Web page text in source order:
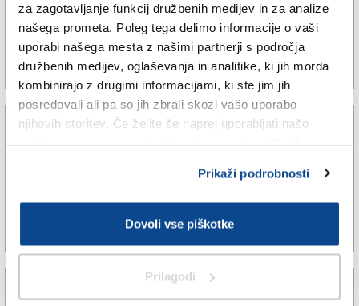
za zagotavljanje funkcij družbenih medijev in za analize
našega prometa. Poleg tega delimo informacije o vaši
uporabi našega mesta z našimi partnerji s področja
družbenih medijev, oglaševanja in analitike, ki jih morda
kombinirajo z drugimi informacijami, ki ste jim jih
posredovali ali pa so jih zbrali skozi vašo uporabo
njihovih storitev. Če želite še naprej uporabljati našo
Prikaži podrobnosti
Dovoli vse piškotke
Prilagodi
moč
DARIO FRANDOLIČ |1. jul. 2026 | 8:00
NAŠE KOLUMNE
PREBLISKI: Mladega igralca je
29. jun. 2026 | 8:00
NAŠE KOLUMNE